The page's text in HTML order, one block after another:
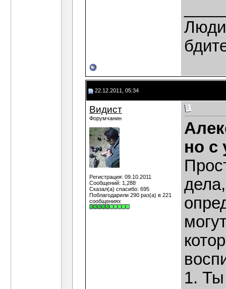
22.12.2011, 05:34
Видист
Форумчанин
Регистрация: 09.10.2011
Сообщений: 1,288
Сказал(а) спасибо: 695
Поблагодарили 290 раз(а) в 221
сообщениях
но с
1.